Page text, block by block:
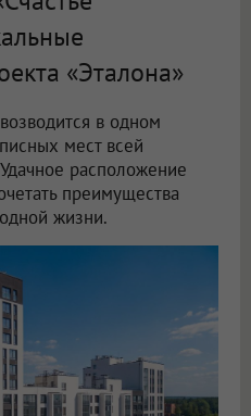
«Эталона»
в одном
мест всей
расположение
преимущества
жизни.